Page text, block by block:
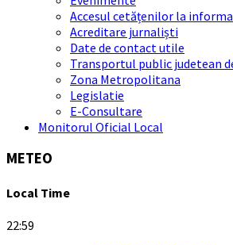
Accesul cetățenilor la
Acreditare jurnaliști
Date de contact utile
Transportul public judetean
Zona Metropolitana
Legislatie
E-Consultare
Monitorul Oficial Local
METEO
Local Time
22:59